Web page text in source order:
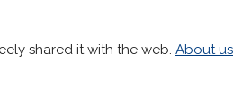
shared it with the web. About us